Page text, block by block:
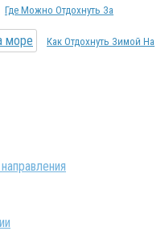
Где Можно Отдохнуть За
Как Отдохнуть Зимой На